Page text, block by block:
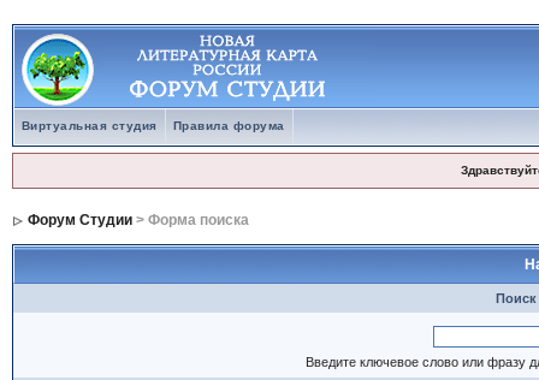
Виртуальная студия Правила форума
Форум Студии> Форма поиска
Введите ключевое слово или фразу